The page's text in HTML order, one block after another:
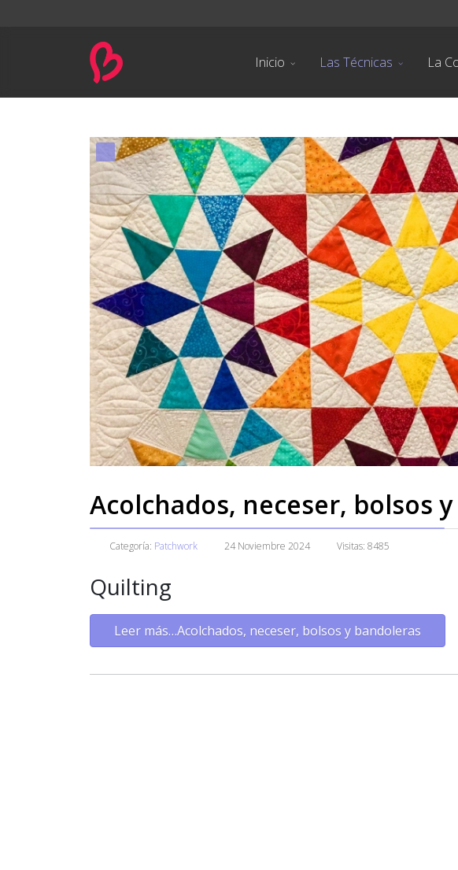
Inicio Las Técnicas La
Acolchados, neceser, bolsos
Categoría: Patchwork 24 Noviembre 2024 Visitas: 8485
Quilting
Leer más…Acolchados, neceser, bolsos y bandoleras